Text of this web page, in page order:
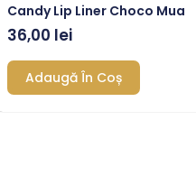
Candy Lip Liner Choco Mua
36,00 lei
Adaugă În Coș